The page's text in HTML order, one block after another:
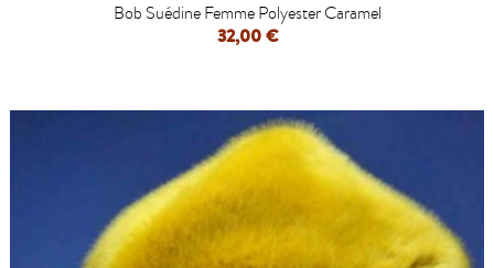
Bob Suédine Femme Polyester Caramel
32,00 €